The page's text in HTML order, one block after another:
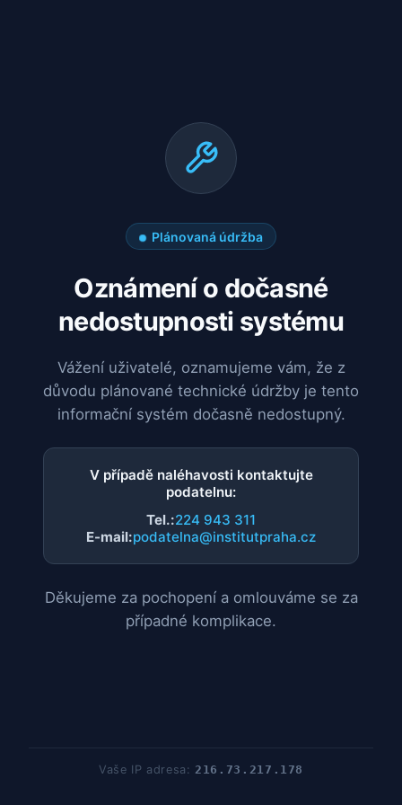
Plánovaná údržba
Oznámení o dočasné
nedostupnosti systému
Vážení uživatelé, oznamujeme vám, že z
důvodu plánované technické údržby je tento
informační systém dočasně nedostupný.
V případě naléhavosti kontaktujte
podatelnu:
Tel.:224 943 311
E-mail:podatelna@institutpraha.cz
Děkujeme za pochopení a omlouváme se za
případné komplikace.
Vaše IP adresa:216.73.217.178